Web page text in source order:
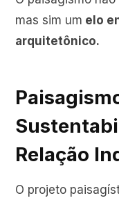
mas sim um elo
arquitetônico.
Relação
O projeto